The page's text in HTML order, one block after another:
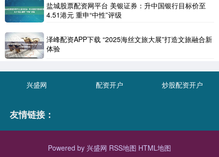
盐城股票配资网平台 美银证券：升中国银行目标价至
4.51港元 重申“中性”评级
泽峰配资APP下载 “2025海丝文旅大展”打造文旅融合新
体验
兴盛网 配资开户 炒股配资开户
友情链接：
Powered by 兴盛网 RSS地图 HTML地图